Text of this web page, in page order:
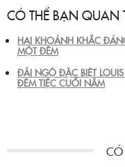
CÓ THỂ BẠN QUAN
HAI KHOẢNH KHẮC
MỘT ĐÊM
ĐÃI NGỘ ĐẶC BIỆT
ĐÊM TIỆC CUỐI NĂM